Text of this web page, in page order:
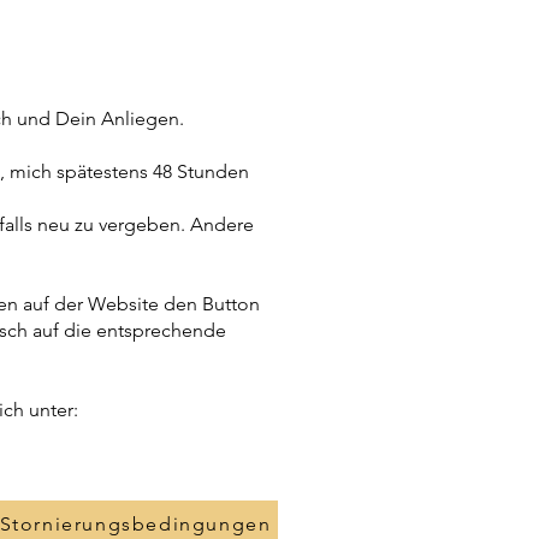
und Dein Anliegen.
spätestens 48 Stunden
neu zu vergeben. Andere
auf der Website den Button
auf die entsprechende
unter: